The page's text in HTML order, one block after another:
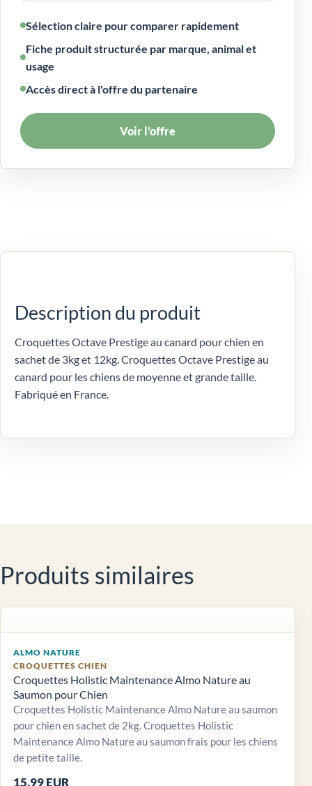
Sélection claire pour comparer rapidement
Fiche produit structurée par marque, animal et
usage
Accès direct à l'offre du partenaire
Voir l’offre
Description du produit
Croquettes Octave Prestige au canard pour chien en
sachet de 3kg et 12kg. Croquettes Octave Prestige au
canard pour les chiens de moyenne et grande taille.
Fabriqué en France.
Produits similaires
ALMO NATURE
CROQUETTES CHIEN
Croquettes Holistic Maintenance Almo Nature au
Saumon pour Chien
Croquettes Holistic Maintenance Almo Nature au saumon
pour chien en sachet de 2kg. Croquettes Holistic
Maintenance Almo Nature au saumon frais pour les chiens
de petite taille.
15,99 EUR